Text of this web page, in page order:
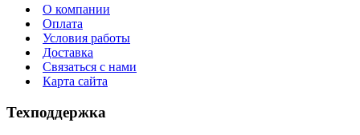
О компании
Оплата
Условия работы
Доставка
Связаться с нами
Карта сайта
Техподдержка